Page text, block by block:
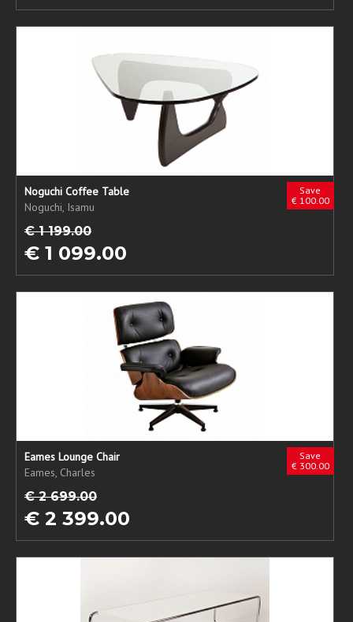
Save
€ 100.00
Noguchi Coffee Table
Noguchi, Isamu
€ 1 199.00
€ 1 099.00
Save
€ 300.00
Eames Lounge Chair
Eames, Charles
€ 2 699.00
€ 2 399.00